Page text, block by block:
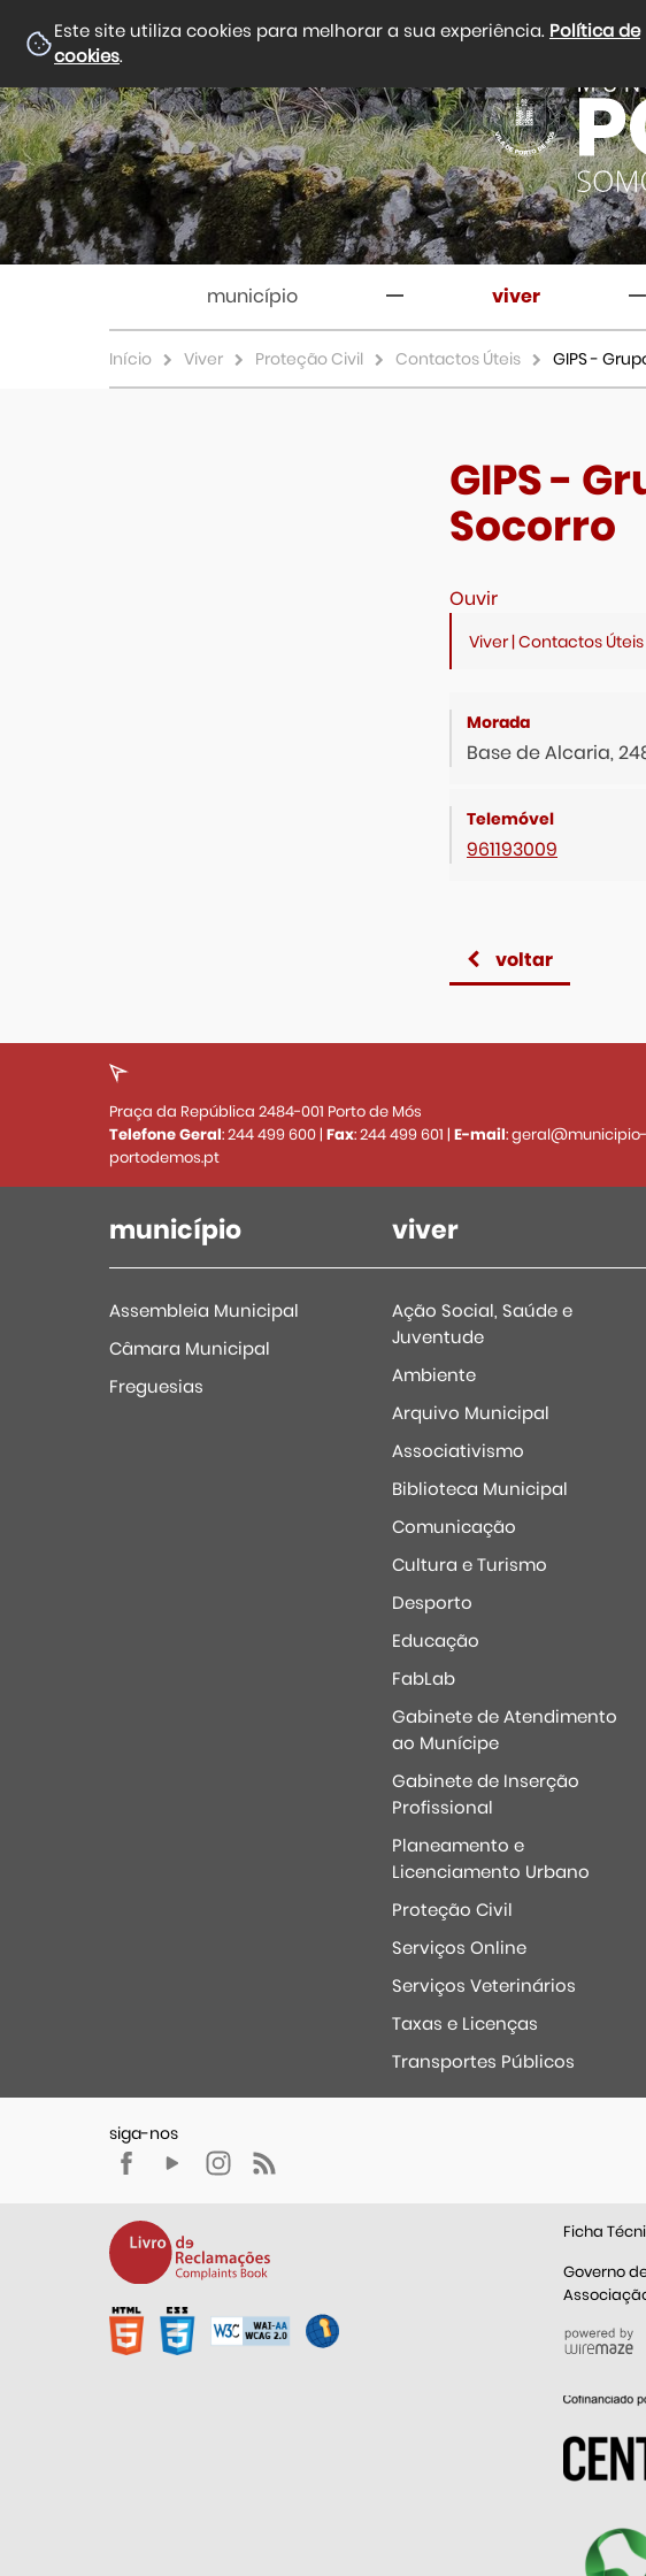
Este site utiliza cookies para melhorar a sua experiência. Política de
cookies.
município viver
Início Viver Proteção Civil Contactos Úteis GIPS -
GIPS -
Socorro
Ouvir
Viver | Contactos Úteis
Base de Alcaria,
961193009
voltar
Praça da República 2484-001 Porto de Mós
Telefone Geral:244 499 600| Fax:244 499 601 | E-mail:geral@municipio-
portodemos.pt
município
Assembleia Municipal
Câmara Municipal
Freguesias
viver
Ação Social, Saúde e
Juventude
Ambiente
Arquivo Municipal
Associativismo
Biblioteca Municipal
Comunicação
Cultura e Turismo
Desporto
Educação
FabLab
Gabinete de Atendimento
ao Munícipe
Gabinete de Inserção
Profissional
Planeamento e
Licenciamento Urbano
Proteção Civil
Serviços Online
Serviços Veterinários
Taxas e Licenças
Transportes Públicos
Ficha
Governo